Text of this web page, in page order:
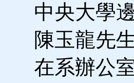
中央大學
陳玉龍先
在系辦公